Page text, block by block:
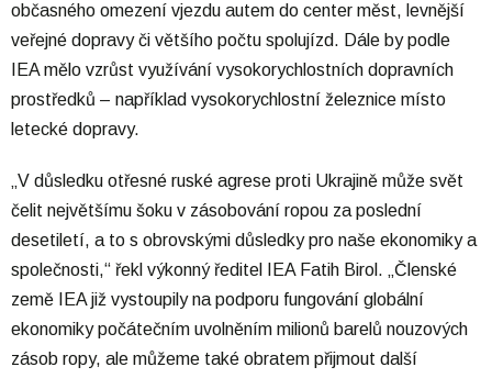
občasného omezení vjezdu autem do center měst, levnější
veřejné dopravy či většího počtu spolujízd. Dále by podle
IEA mělo vzrůst využívání vysokorychlostních dopravních
prostředků – například vysokorychlostní železnice místo
letecké dopravy.
„V důsledku otřesné ruské agrese proti Ukrajině může svět
čelit největšímu šoku v zásobování ropou za poslední
desetiletí, a to s obrovskými důsledky pro naše ekonomiky a
společnosti,“ řekl výkonný ředitel IEA Fatih Birol. „Členské
země IEA již vystoupily na podporu fungování globální
ekonomiky počátečním uvolněním milionů barelů nouzových
zásob ropy, ale můžeme také obratem přijmout další